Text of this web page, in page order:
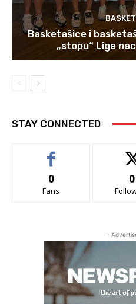
Basketašice i
„stopu“ Lige
STAY CONNECTED
0
Fans
0
-